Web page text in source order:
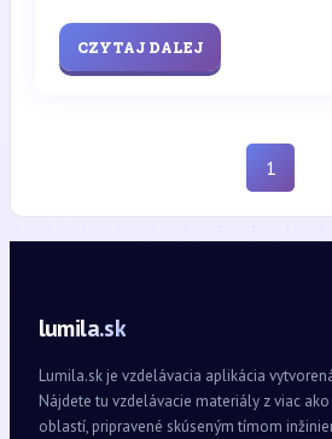
CZYTAJ DALEJ
1
lumila.sk
Lumila.sk je vzdelávacia aplikácia
Nájdete tu vzdelávacie materiály z viac
oblastí, pripravené skúseným tímom